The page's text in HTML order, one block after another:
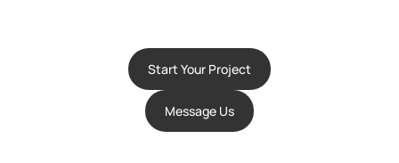
Start Your Project
Message Us